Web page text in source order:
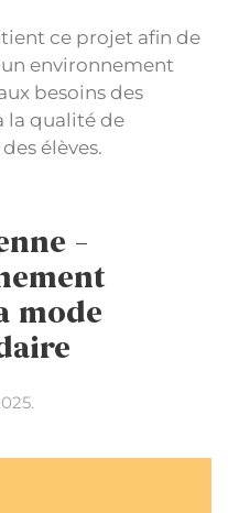
ce projet afin de
environnement
besoins des
la qualité de
élèves.
–
mode
.